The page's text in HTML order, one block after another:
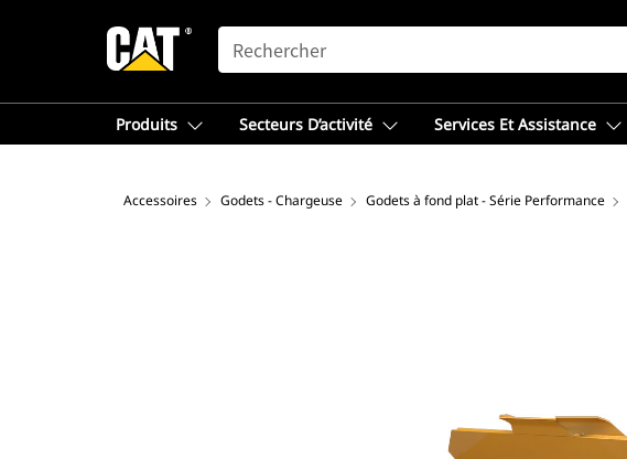
SEARCH
Produits Secteurs D’activité Services Et Assistance
Accessoires Godets - Chargeuse Godets à fond plat - Série Performance